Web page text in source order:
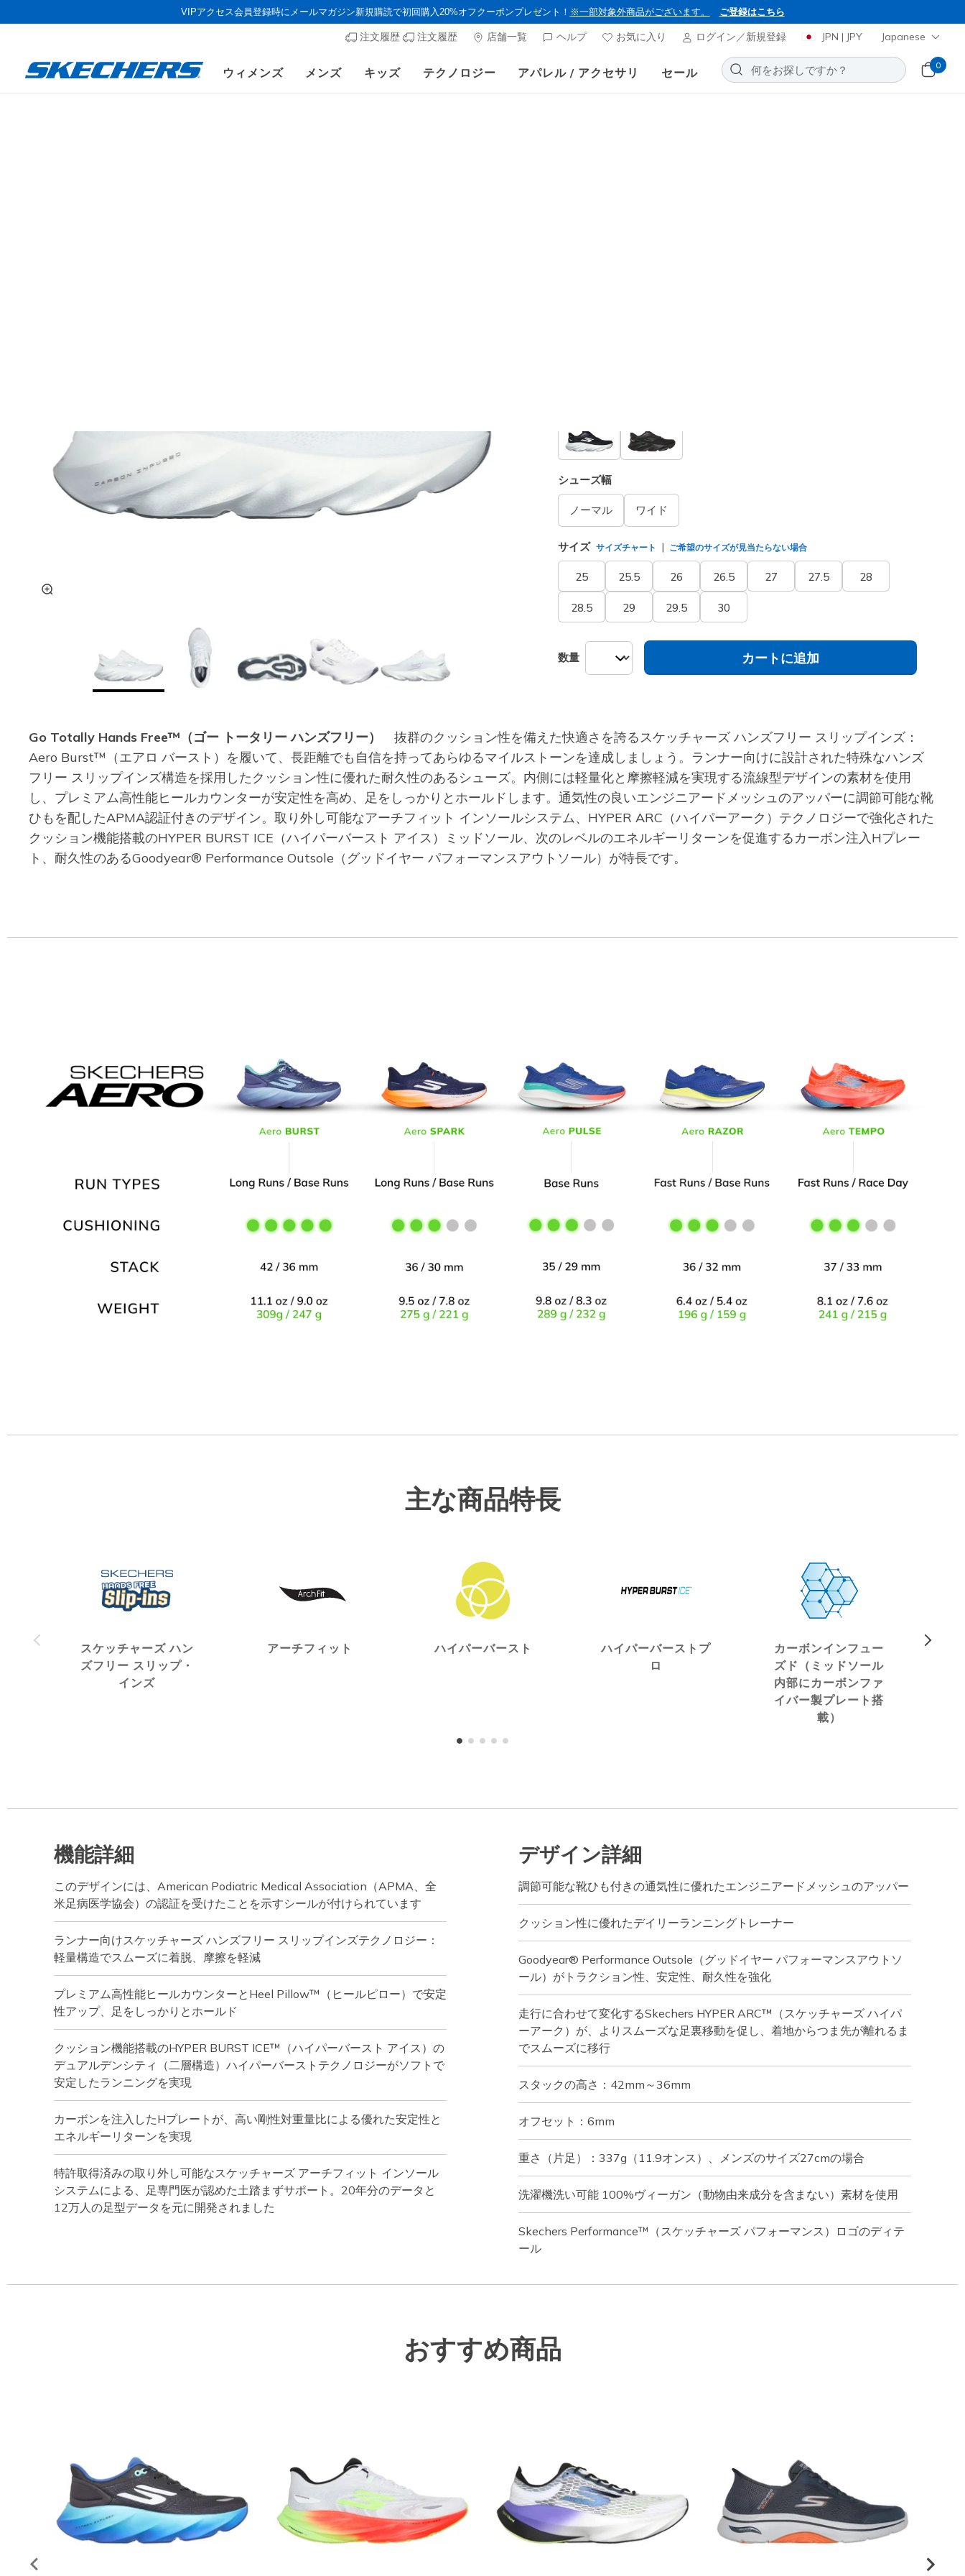
VIPアクセス会員登録時にメールマガジン新規購読で初回購入20%オフクーポンプレゼント！ ※一部対象外商品がございます。 ご登録はこちら
注文履歴 注文履歴 店舗一覧 ヘルプ お気に入り ログイン／新規登録 JPN | JPY Japanese
ウィメンズ メンズ キッズ テクノロジー アパレル / アクセサリ セール
0
シューズ幅
ノーマル ワイド
サイズ サイズチャート ご希望のサイズが見当たらない場合
25 25.5 26 26.5 27 27.5 28
28.5 29 29.5 30
数量 カートに追加
Go Totally Hands Free™（ゴー トータリー ハンズフリー）
抜群のクッション性を備えた快適さを誇るスケッチャーズ ハンズフリー スリップインズ：
Aero Burst™（エアロ バースト）を履いて、長距離でも自信を持ってあらゆるマイルストーンを達成しましょう。ランナー向けに設計された特殊なハンズ
フリー スリップインズ構造を採用したクッション性に優れた耐久性のあるシューズ。内側には軽量化と摩擦軽減を実現する流線型デザインの素材を使用
し、プレミアム高性能ヒールカウンターが安定性を高め、足をしっかりとホールドします。通気性の良いエンジニアードメッシュのアッパーに調節可能な靴
ひもを配したAPMA認証付きのデザイン。取り外し可能なアーチフィット インソールシステム、HYPER ARC（ハイパーアーク）テクノロジーで強化された
クッション機能搭載のHYPER BURST ICE（ハイパーバースト アイス）ミッドソール、次のレベルのエネルギーリターンを促進するカーボン注入Hプレー
ト、耐久性のあるGoodyear® Performance Outsole（グッドイヤー パフォーマンスアウトソール）が特長です。
主な商品特長
スケッチャーズ ハン
ズフリー スリップ・
インズ
アーチフィット ハイパーバースト
ハイパーバーストプ
ロ
カーボンインフュー
ズド（ミッドソール
内部にカーボンファ
イバー製プレート搭
載）
機能詳細
このデザインには、American Podiatric Medical Association（APMA、全
米足病医学協会）の認証を受けたことを示すシールが付けられています
ランナー向けスケッチャーズ ハンズフリー スリップインズテクノロジー：
軽量構造でスムーズに着脱、摩擦を軽減
プレミアム高性能ヒールカウンターとHeel Pillow™（ヒールピロー）で安定
性アップ、足をしっかりとホールド
クッション機能搭載のHYPER BURST ICE™（ハイパーバースト アイス）の
デュアルデンシティ（二層構造）ハイパーバーストテクノロジーがソフトで
安定したランニングを実現
カーボンを注入したHプレートが、高い剛性対重量比による優れた安定性と
エネルギーリターンを実現
特許取得済みの取り外し可能なスケッチャーズ アーチフィット インソール
システムによる、足専門医が認めた土踏まずサポート。20年分のデータと
12万人の足型データを元に開発されました
デザイン詳細
調節可能な靴ひも付きの通気性に優れたエンジニアードメッシュのアッパー
クッション性に優れたデイリーランニングトレーナー
Goodyear® Performance Outsole（グッドイヤー パフォーマンスアウトソ
ール）がトラクション性、安定性、耐久性を強化
走行に合わせて変化するSkechers HYPER ARC™（スケッチャーズ ハイパ
ーアーク）が、よりスムーズな足裏移動を促し、着地からつま先が離れるま
でスムーズに移行
スタックの高さ：42mm～36mm
オフセット：6mm
重さ（片足）：337g（11.9オンス）、メンズのサイズ27cmの場合
洗濯機洗い可能 100%ヴィーガン（動物由来成分を含まない）素材を使用
Skechers Performance™（スケッチャーズ パフォーマンス）ロゴのディテ
ール
おすすめ商品